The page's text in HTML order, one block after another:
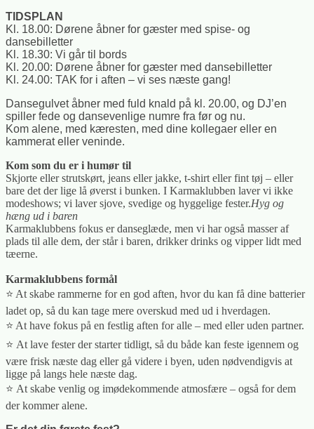
TIDSPLAN
Kl. 18.00: Dørene åbner for gæster med spise- og
dansebilletter
Kl. 18.30: Vi går til bords
Kl. 20.00: Dørene åbner for gæster med dansebilletter
Kl. 24.00: TAK for i aften – vi ses næste gang!
Dansegulvet åbner med fuld knald på kl. 20.00, og DJ’en
spiller fede og dansevenlige numre fra før og nu.
Kom alene, med kæresten, med dine kollegaer eller en
kammerat eller veninde.
Kom som du er i humør til
Skjorte eller strutskørt, jeans eller jakke, t-shirt eller fint tøj – eller
bare det der lige lå øverst i bunken. I Karmaklubben laver vi ikke
modeshows; vi laver sjove, svedige og hyggelige fester.Hyg og
hæng ud i baren
Karmaklubbens fokus er danseglæde, men vi har også masser af
plads til alle dem, der står i baren, drikker drinks og vipper lidt med
tæerne.
Karmaklubbens formål
⭐️ At skabe rammerne for en god aften, hvor du kan få dine batterier
ladet op, så du kan tage mere overskud med ud i hverdagen.
⭐️ At have fokus på en festlig aften for alle – med eller uden partner.
⭐️ At lave fester der starter tidligt, så du både kan feste igennem og
være frisk næste dag eller gå videre i byen, uden nødvendigvis at
ligge på langs hele næste dag.
⭐️ At skabe venlig og imødekommende atmosfære – også for dem
der kommer alene.